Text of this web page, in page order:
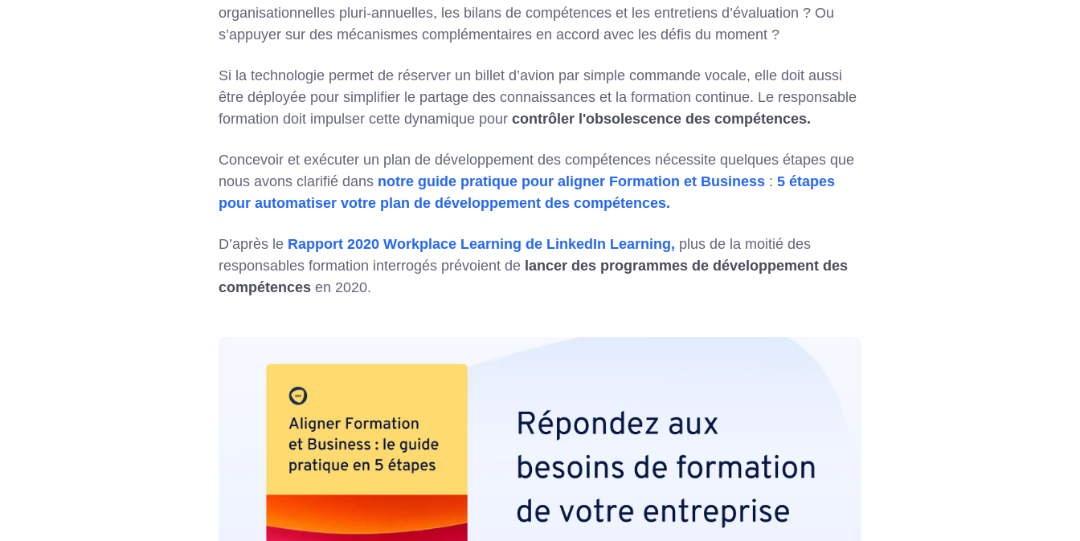
organisationnelles pluri-annuelles, les bilans de compétences et les entretiens d’évaluation ? Ou
s’appuyer sur des mécanismes complémentaires en accord avec les défis du moment ?
Si la technologie permet de réserver un billet d’avion par simple commande vocale, elle doit aussi
être déployée pour simplifier le partage des connaissances et la formation continue. Le responsable
formation doit impulser cette dynamique pour contrôler l'obsolescence des compétences.
Concevoir et exécuter un plan de développement des compétences nécessite quelques étapes que
nous avons clarifié dans notre guide pratique pour aligner Formation et Business : 5 étapes
pour automatiser votre plan de développement des compétences.
D’après le Rapport 2020 Workplace Learning de LinkedIn Learning, plus de la moitié des
responsables formation interrogés prévoient de lancer des programmes de développement des
compétences en 2020.